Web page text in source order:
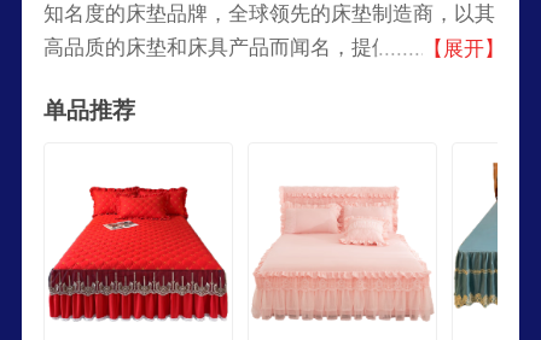
知名度的床垫品牌，全球领先的床垫制造商，以其
高品质的床垫和床具产品而闻名，提供各种不同系
床垫，以满足不同消费者的需求，是一个以提供健
【展开】
单品推荐